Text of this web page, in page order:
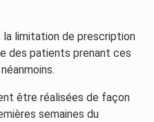
la limitation de prescription
des patients prenant ces
être réalisées de façon
semaines du